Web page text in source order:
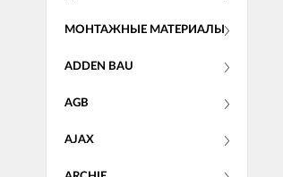
МОНТАЖНЫЕ МАТЕРИАЛЫ
ADDEN BAU
AGB
AJAX